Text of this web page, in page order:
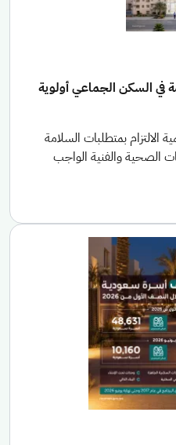
في السكن الجماعي أولوية
الالتزام بمتطلبات السلامة
الصحية والفنية الواجب